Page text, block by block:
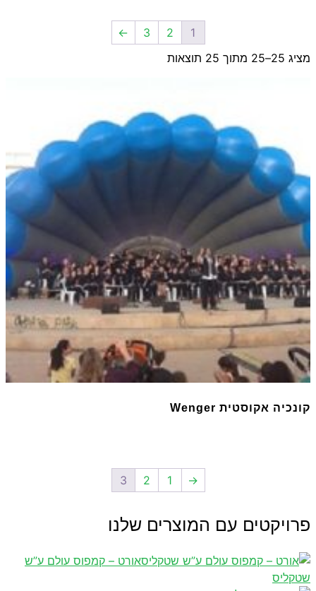
1
2
3
←
מציג 25–25 מתוך 25 תוצאות
קונכיה אקוסטית Wenger
→
1
2
3
פרויקטים עם המוצרים שלנו
אורט – קמפוס עולם ע”ש
שטקליס